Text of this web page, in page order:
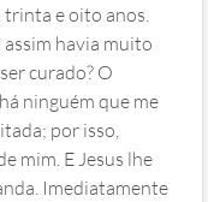
e oito anos.
havia muito
curado? O
ninguém que me
por isso,
mim. E Jesus lhe
Imediatamente